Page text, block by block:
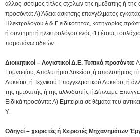
άλλος ισότιμος τίτλος σχολών της ημεδαπής ή της
προσόντα: Α) Άδεια άσκησης επαγγέλματος
Ηλεκτρολόγου Α & Γ ειδικότητας, κατηγορίας
ή συντηρητή ηλεκτρολόγου ενός (1) έτους
παραπάνω αδειών.
Διοικητικοί – Λογιστικοί Δ.Ε. Τυπικά προσόντα:
Γυμνασίου, Απολυτήριο Λυκείου, ή απολυτήριος
Λυκείου, ή Τεχνικού Επαγγελματικού Λυκείου, ή
της ημεδαπής ή της αλλοδαπής ή Δίπλωμα
Ειδικά προσόντα: Α) Εμπειρία σε θέματα του
Υ.
Οδηγοί – χειριστές ή Χειριστές Μηχανημάτων